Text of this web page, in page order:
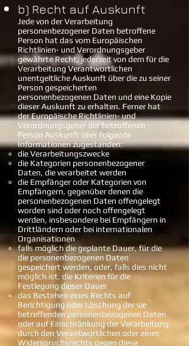
b) Recht auf Auskunft
Jede von der Verarbeitung
personenbezogener Daten betroffene
Person hat das vom Europäischen
Richtlinien- und Verordnungsgeber
gewährte Recht, jederzeit von dem für die
Verarbeitung Verantwortlichen
unentgeltliche Auskunft über die zu seiner
Person gespeicherten
personenbezogenen Daten und eine Kopie
dieser Auskunft zu erhalten. Ferner hat
der Europäische Richtlinien- und
Verordnungsgeber der betroffenen
Person Auskunft über folgende
Informationen zugestanden:
die Verarbeitungszwecke
die Kategorien personenbezogener
Daten, die verarbeitet werden
die Empfänger oder Kategorien von
Empfängern, gegenüber denen die
personenbezogenen Daten offengelegt
worden sind oder noch offengelegt
werden, insbesondere bei Empfängern in
Drittländern oder bei internationalen
Organisationen
falls möglich die geplante Dauer, für die
die personenbezogenen Daten
gespeichert werden, oder, falls dies nicht
möglich ist, die Kriterien für die
Festlegung dieser Dauer
das Bestehen eines Rechts auf
Berichtigung oder Löschung der sie
betreffenden personenbezogenen Daten
oder auf Einschränkung der Verarbeitung
durch den Verantwortlichen oder eines
Widerspruchsrechts gegen diese